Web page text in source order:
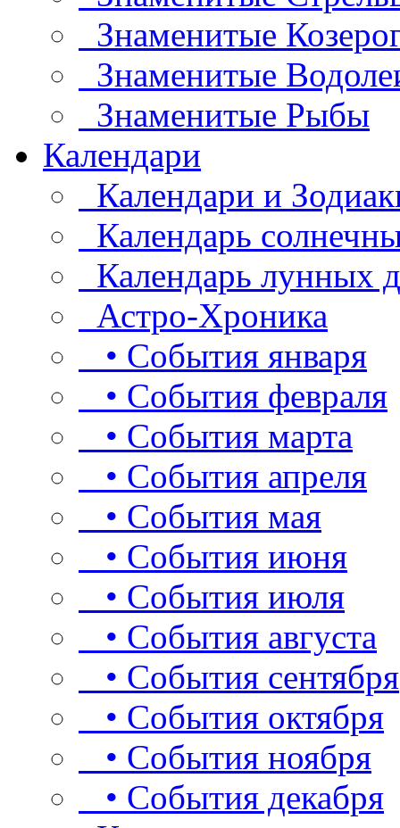
Знаменитые
Знаменитые
Знаменитые Рыбы
Календари
Календари и
Календарь
Календарь лунных
Астро-Хроника
• События января
• События февраля
• События марта
• События апреля
• События мая
• События июня
• События июля
• События августа
• События сентября
• События октября
• События ноября
• События декабря